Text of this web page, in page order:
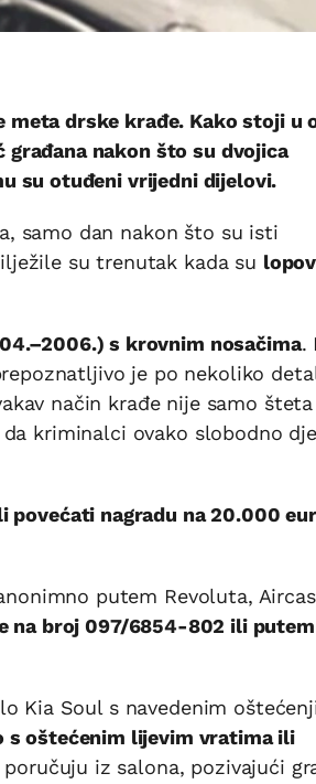
meta drske krađe. Kako stoji u
nakon što su dvojica
su otuđeni vrijedni dijelovi.
samo dan nakon što su isti
su trenutak kada su
s krovnim nosačima.
je po nekoliko
način krađe nije samo
kriminalci ovako slobodno
povećati nagradu na 20.000
putem Revoluta,
na broj 097/6854-802 ili
Kia Soul s navedenim
s oštećenim lijevim vratima ili
iz salona, pozivajući